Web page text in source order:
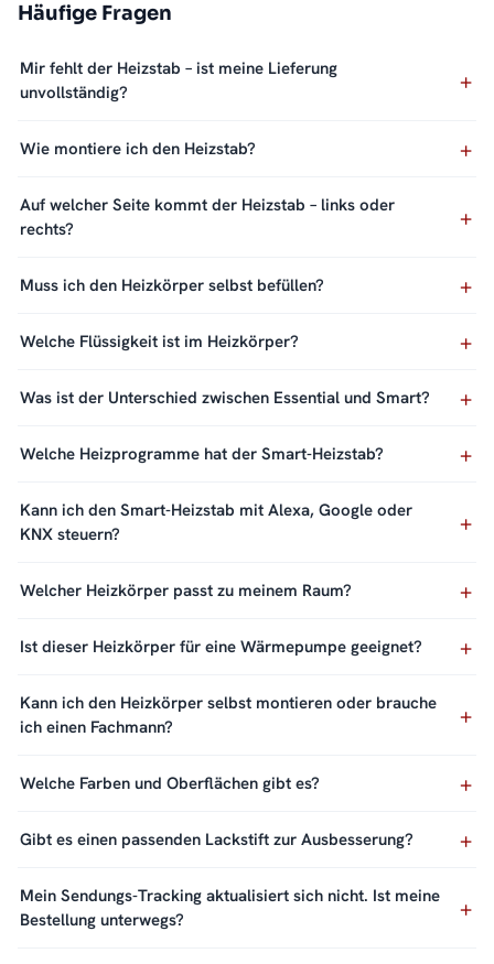
Häufige Fragen
Mir fehlt der Heizstab – ist meine Lieferung
unvollständig?
Wie montiere ich den Heizstab?
Auf welcher Seite kommt der Heizstab – links oder
rechts?
Muss ich den Heizkörper selbst befüllen?
Welche Flüssigkeit ist im Heizkörper?
Was ist der Unterschied zwischen Essential und Smart?
Welche Heizprogramme hat der Smart-Heizstab?
Kann ich den Smart-Heizstab mit Alexa, Google oder
KNX steuern?
Welcher Heizkörper passt zu meinem Raum?
Ist dieser Heizkörper für eine Wärmepumpe geeignet?
Kann ich den Heizkörper selbst montieren oder brauche
ich einen Fachmann?
Welche Farben und Oberflächen gibt es?
Gibt es einen passenden Lackstift zur Ausbesserung?
Mein Sendungs-Tracking aktualisiert sich nicht. Ist meine
Bestellung unterwegs?